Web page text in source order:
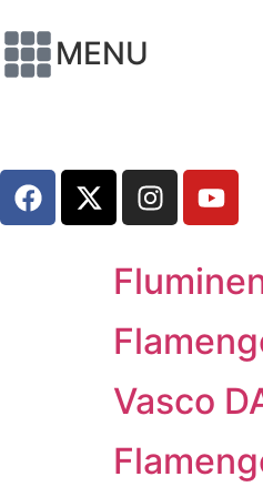
MENU
Vasco